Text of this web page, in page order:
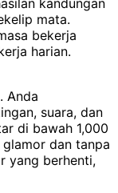
mata.
bekerja
harian.
Anda
suara, dan
di bawah 1,000
dan tanpa
yang berhenti,